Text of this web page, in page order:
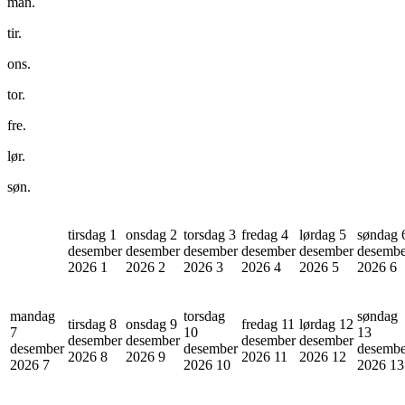
tir.
ons.
tor.
fre.
lør.
søn.
tirsdag 1
desember
2026 1
onsdag 2
desember
2026 2
torsdag 3
desember
2026 3
fredag 4
desember
2026 4
lørdag 5
desember
2026 5
søndag
2026 6
mandag
7
desember
2026 7
tirsdag 8
desember
2026 8
onsdag 9
desember
2026 9
torsdag
10
desember
2026 10
fredag 11
desember
2026 11
lørdag 12
desember
2026 12
søndag
13
2026 13